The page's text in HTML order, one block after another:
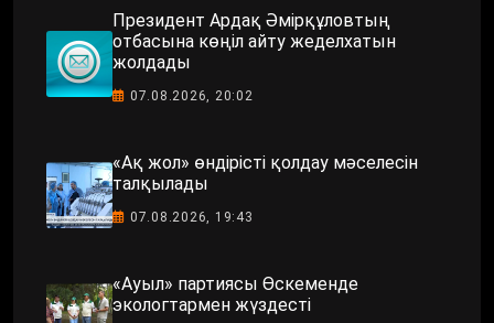
Президент Ардақ Әмірқұловтың
отбасына көңіл айту жеделхатын
жолдады
07.08.2026, 20:02
«Ақ жол» өндірісті қолдау мәселесін
талқылады
07.08.2026, 19:43
«Ауыл» партиясы Өскеменде
экологтармен жүздесті